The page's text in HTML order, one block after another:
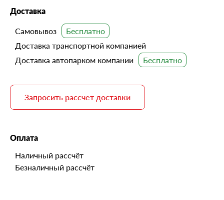
Доставка
Самовывоз
Доставка транспортной компанией
Доставка автопарком компании
Запросить рассчет доставки
Оплата
Наличный рассчёт
Безналичный рассчёт